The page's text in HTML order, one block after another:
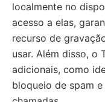
localmente no
acesso a elas,
recurso de
usar. Além disso, o
adicionais, como
bloqueio de spam